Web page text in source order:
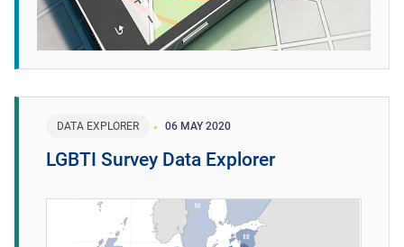
DATA EXPLORER 06 MAY 2020
LGBTI Survey Data Explorer